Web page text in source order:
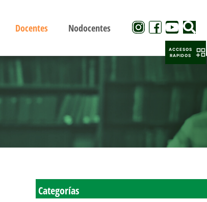
Docentes Nodocentes
Categorías
ACCESOS
RAPIDOS